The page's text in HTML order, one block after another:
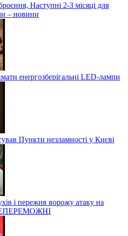
Наступні 2-3 місяці для
– новини
енергозберігальні LED-лампи
Пункти незламності у Києві
і пережив ворожу атаку на
НЕПЕРЕМОЖНІ